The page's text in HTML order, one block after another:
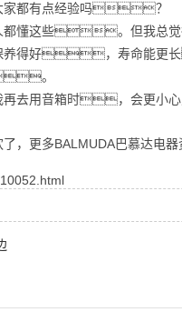
都有点经验吗？
懂这些。但我总
得好，寿命能更
。
去用音箱时，会更
，更多BALMUDA巴慕达电